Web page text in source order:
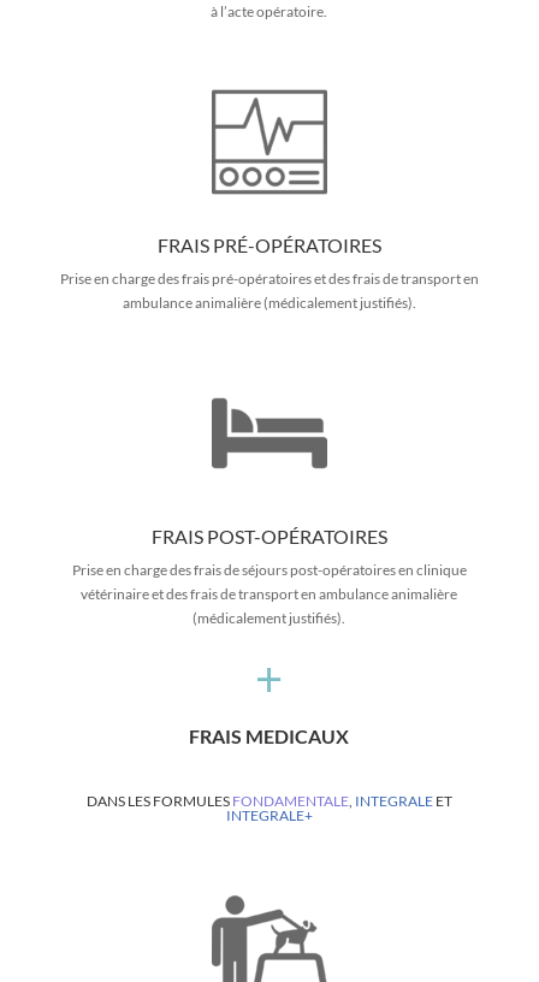
à l’acte opératoire.
FRAIS PRÉ-OPÉRATOIRES
Prise en charge des frais pré-opératoires et des frais de transport en
ambulance animalière (médicalement justifiés).
FRAIS POST-OPÉRATOIRES
Prise en charge des frais de séjours post-opératoires en clinique
vétérinaire et des frais de transport en ambulance animalière
(médicalement justifiés).
+
FRAIS MEDICAUX
DANS LES FORMULES FONDAMENTALE, INTEGRALEET
INTEGRALE+